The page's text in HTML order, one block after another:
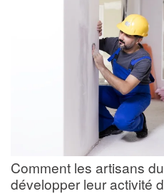
Comment les artisans
développer leur activité